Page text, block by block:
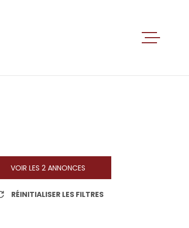
VOIR LES 2ANNONCES
RÉINITIALISER LES FILTRES